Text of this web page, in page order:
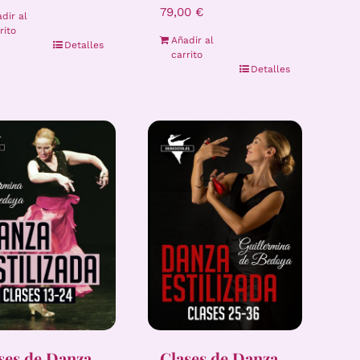
al
Detalles
79,00 €
Añadir al
carrito
Detalles